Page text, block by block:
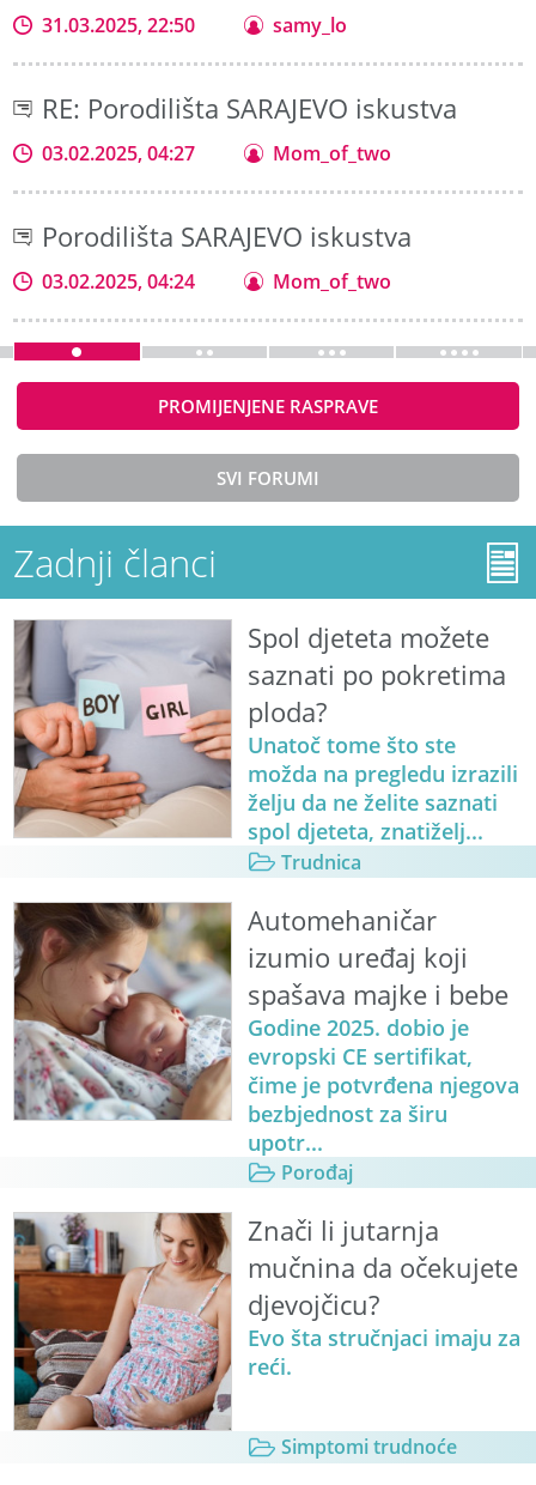
31.03.2025, 22:50 samy_lo
RE: Porodilišta SARAJEVO iskustva
03.02.2025, 04:27 Mom_of_two
Porodilišta SARAJEVO iskustva
03.02.2025, 04:24 Mom_of_two
PROMIJENJENE RASPRAVE
SVI FORUMI
Zadnji članci
Spol djeteta možete
saznati po pokretima
ploda?
Unatoč tome što ste
možda na pregledu izrazili
želju da ne želite saznati
spol djeteta, znatiželj...
Trudnica
Automehaničar
izumio uređaj koji
spašava majke i bebe
Godine 2025. dobio je
evropski CE sertifikat,
čime je potvrđena njegova
bezbjednost za širu
upotr...
Porođaj
Znači li jutarnja
mučnina da očekujete
djevojčicu?
Evo šta stručnjaci imaju za
reći.
Simptomi trudnoće